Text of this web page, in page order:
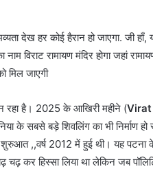
देख हर कोई हैरान हो जाएगा. जी
विराट रामायण मंदिर होगा जहां
मिल जाएगी
रहा है। 2025 के आखिरी महीने (Virat
के सबसे बड़े शिवलिंग का भी निर्माण हो
,,वर्ष 2012 में हुई थी। यह पटना के
कर हिस्सा लिया था लेकिन जब